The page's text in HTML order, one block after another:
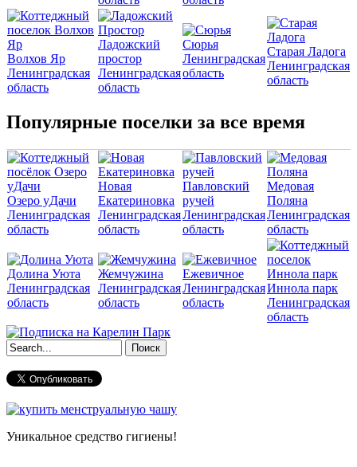
Волхов Яр
Ленинградская
область
Ладожский
простор
Ленинградская
область
Сюрья
Ленинградская
область
Старая Ладога
Ленинградская
область
Популярные поселки за все время
Озеро уДачи
Ленинградская
область
Новая
Екатериновка
Ленинградская
область
Павловский
ручей
Ленинградская
область
Медовая
Поляна
Ленинградская
область
Долина Уюта
Ленинградская
область
Жемчужина
Ленинградская
область
Ежевичное
Ленинградская
область
Иннола парк
Ленинградская
область
Форма поиска
Уникальное средство гигиены!